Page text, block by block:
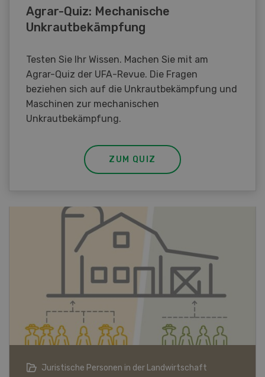
Agrar-Quiz: Mechanische
Unkrautbekämpfung
Testen Sie Ihr Wissen. Machen Sie mit am
Agrar-Quiz der UFA-Revue. Die Fragen
beziehen sich auf die Unkrautbekämpfung und
Maschinen zur mechanischen
Unkrautbekämpfung.
ZUM QUIZ
Bio-Artikel